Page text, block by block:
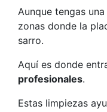
Aunque tengas
zonas donde la
sarro.
Aquí es donde
profesionales.
Estas limpiezas